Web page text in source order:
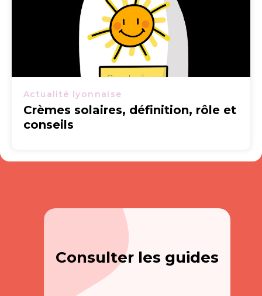
Actualité lyonnaise
Crèmes solaires, définition, rôle et
conseils
Consulter les guides